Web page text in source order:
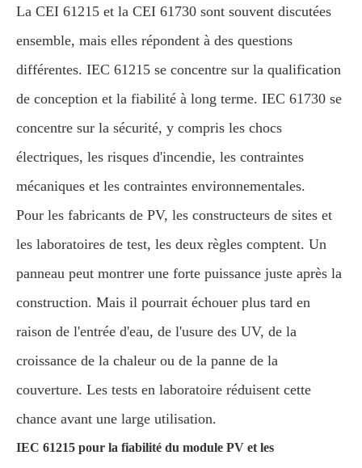
La CEI 61215 et la CEI 61730 sont souvent discutées
ensemble, mais elles répondent à des questions
différentes. IEC 61215 se concentre sur la qualification
de conception et la fiabilité à long terme. IEC 61730 se
concentre sur la sécurité, y compris les chocs
électriques, les risques d'incendie, les contraintes
mécaniques et les contraintes environnementales.
Pour les fabricants de PV, les constructeurs de sites et
les laboratoires de test, les deux règles comptent. Un
panneau peut montrer une forte puissance juste après la
construction. Mais il pourrait échouer plus tard en
raison de l'entrée d'eau, de l'usure des UV, de la
croissance de la chaleur ou de la panne de la
couverture. Les tests en laboratoire réduisent cette
chance avant une large utilisation.
IEC 61215 pour la fiabilité du module PV et les